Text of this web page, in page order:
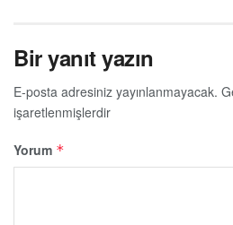
Bir yanıt yazın
E-posta adresiniz yayınlanmayacak.
işaretlenmişlerdir
Yorum *